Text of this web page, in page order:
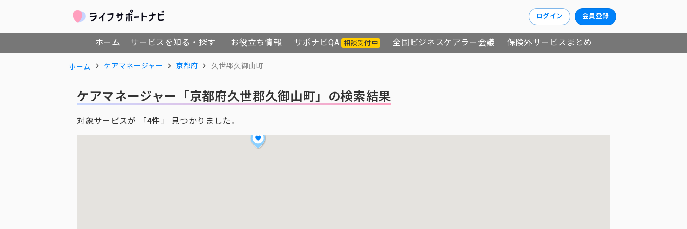
ログイン 会員登録
ホーム サービスを知る・探す お役立ち情報 サポナビQA 相談受付中 全国ビジネスケアラー会議 保険外サービスまとめ
ホーム ケアマネージャー 京都府 久世郡久御山町
ケアマネージャー 「京都府久世郡久御山町」の検索結果
対象サービスが 「4件 」 見つかりました。